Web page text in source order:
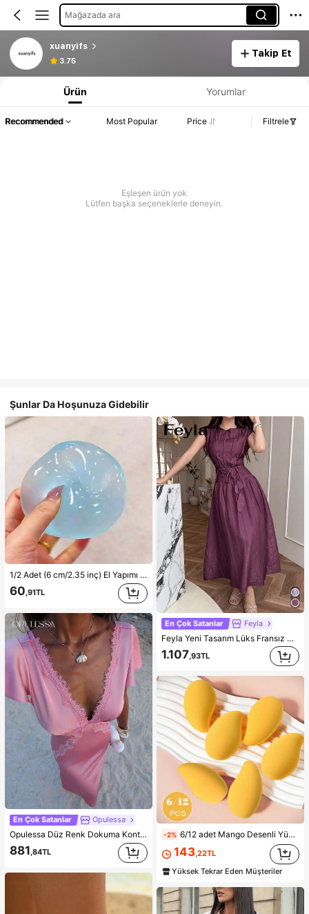
Mağazada ara
xuanyifs
3.75
Takip Et
Ürün Yorumlar
Recommended Most Popular Price Filtrele
Eşleşen ürün yok
Lütfen başka seçeneklerle deneyin.
Şunlar Da Hoşunuza Gidebilir
1/2 Adet (6 cm/2.35 inç) El Yapımı Yavaş Geri Esneyen Mavi/Pembe Yumuşak Sıkma Topu, Stres Azaltıcı Oyuncak, 6 cm Yuvarlak, İdeal Tatil Hediyesi, Sevimli ve Eğlenceli Hediye, Doğum Günü Hediyesi, Paskalya Hediyesi, Cadılar Bayramı Hediyesi, Noel Hediyesi, Parti Hediyesi, Sıkma Oyuncağı, Gizemli Mantı Sıkma Oyuncağı, Tatil Partisi Hediyesi (Buz Satın Almayın, Lütfen Sipariş Vermeden Önce Görseldeki Metin ve Boyut Bilgilerini Onaylayın)
60,91TL
En Çok Satanlar Opulessa
Opulessa Düz Renk Dokuma Kontrast Dantel V Yaka Kadın Elbisesi, İlkbahar/Yaz Tatili İçin
881,84TL
En Çok Satanlar Feyla
Feyla Yeni Tasarım Lüks Fransız Şık Romantik Mor Tatil Elbisesi
1.107 ,93TL
-2% 6/12 adet Mango Desenli Yüksek Esneklikli Makyaj Süngeri - Lateks İçermeyen Malzeme, Yumuşak ve Cilt Dostu, Kusursuz Makyaj İçin Mükemmel, Uygun Fiyatlı, Makyaj, Oda Dekorasyonu, Makyaj Masası, Seyahat, Yatak Odası ve Daha Fazlası İçin Uygun, İdeal Makyaj Aksesuarı. Ürün Etiketleri: Makyaj Süngeri, Pudra Süngeri, Uygun Fiyatlı, Noel Hediyesi, Kozmetik, Makyaj Aletleri, Ucuz ve Kaliteli, Hediye, Kadın Hediyesi, Noel Hediyesi, Hediye Çekleri, Seyahat, Ucuz Eşyalar, Seyahat Gereçleri
143,22TL
Yüksek Tekrar Eden Müşteriler